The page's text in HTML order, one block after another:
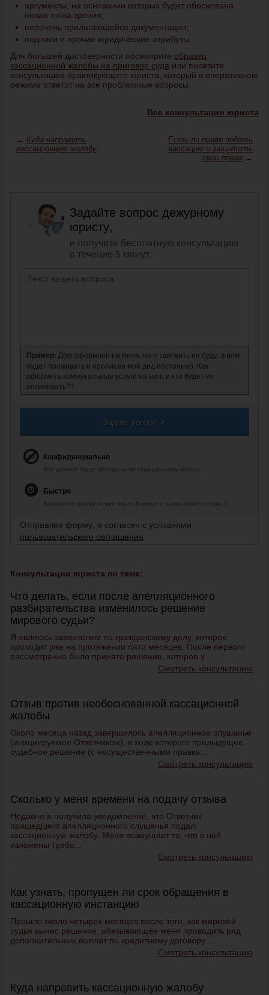
аргументы, на основании которых будет обоснована
новая точка зрения;
перечень прилагающейся документации;
подписи и прочие юридические атрибуты.
Для большей достоверности посмотрите образец
кассационной жалобы на приговор суда или посетите
консультацию практикующего юриста, который в оперативном
режиме ответит на все проблемные вопросы.
Все консультации юриста
← Куда направить
кассационную жалобу
Есть ли право подать
кассацию и защитить
свои права →
Задайте вопрос дежурному
юристу,
и получите бесплатную консультацию
в течение 5 минут.
Пример: Дом оформлен на меня, но я там жить не буду, в нем
будет проживать и прописан мой дед постоянно. Как
оформить коммунальные услуги на него и кто будет их
оплачивать??
Задать вопрос
Конфиденциально
Все данные будут переданы по защищенному каналу.
Быстро
Заполните форму, и уже через 5 минут с вами свяжется юрист.
Отправляя форму, я согласен с условиями
пользовательского соглашения
Консультации юриста по теме:
Что делать, если после апелляционного
разбирательства изменилось решение
мирового судьи?
Я являюсь заявителем по гражданскому делу, которое
проходит уже на протяжении пяти месяцев. После первого
рассмотрение было принято решение, которое у...
Смотреть консультацию
Отзыв против необоснованной кассационной
жалобы
Около месяца назад завершилось апелляционное слушанье
(инициируемое Ответчиком), в ходе которого предыдущее
судебное решение (с несущественными правка...
Смотреть консультацию
Сколько у меня времени на подачу отзыва
Недавно я получила уведомление, что Ответчик
прошедшего апелляционного слушанья подал
кассационную жалобу. Меня возмущает то, что в ней
изложены требо...
Смотреть консультацию
Как узнать, пропущен ли срок обращения в
кассационную инстанцию
Прошло около четырех месяцев после того, как мировой
судья вынес решение, обязывающее меня проводить ряд
дополнительных выплат по кредитному договору....
Смотреть консультацию
Куда направить кассационную жалобу